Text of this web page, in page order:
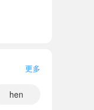
更多
hen